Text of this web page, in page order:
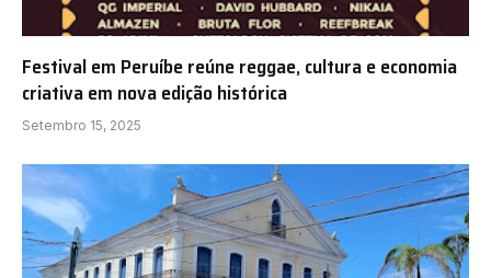
Festival em Peruíbe reúne reggae, cultura e economia
criativa em nova edição histórica
Setembro 15, 2025